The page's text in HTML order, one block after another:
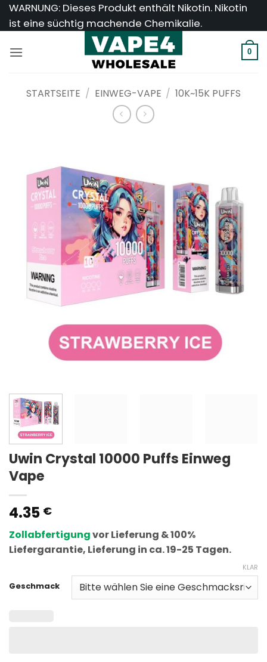
Zum
Inhalt
WARNUNG: Dieses Produkt enthält Nikotin. Nikotin
ist eine süchtig machende Chemikalie.
0
STARTSEITE / EINWEG-VAPE / 10K~15K PUFFS
Uwin Crystal 10000 Puffs Einweg
Vape
4.35 €
Zollabfertigungvor Lieferung & 100%
Liefergarantie, Lieferung in ca. 19-25 Tagen.
Geschmack
KLAR